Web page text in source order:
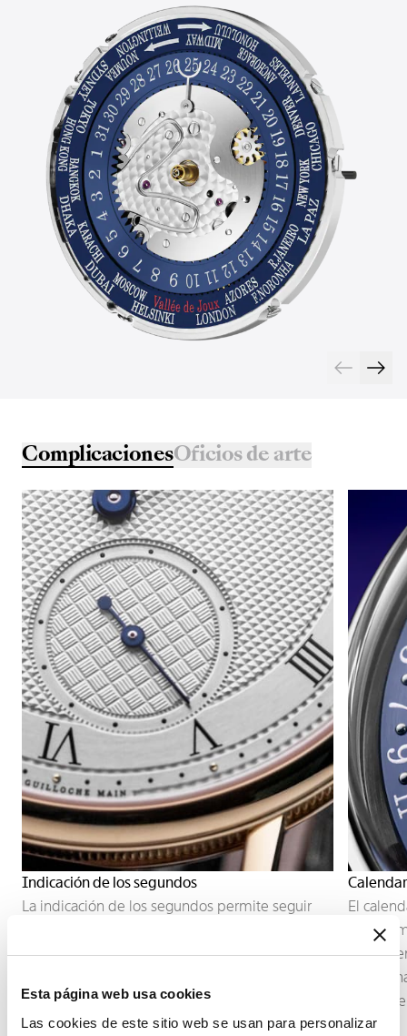
Esta página web usa cookies
Las cookies de este sitio web se usan para personalizar
ComplicacionesOficios de arte
Indicación de los segundos
La indicación de los segundos permite seguir
construcción del movimiento, puede adoptar la
pequeño segundero descentrado, integrado en
la arquitectura de la esfera.
El
disco.
exige